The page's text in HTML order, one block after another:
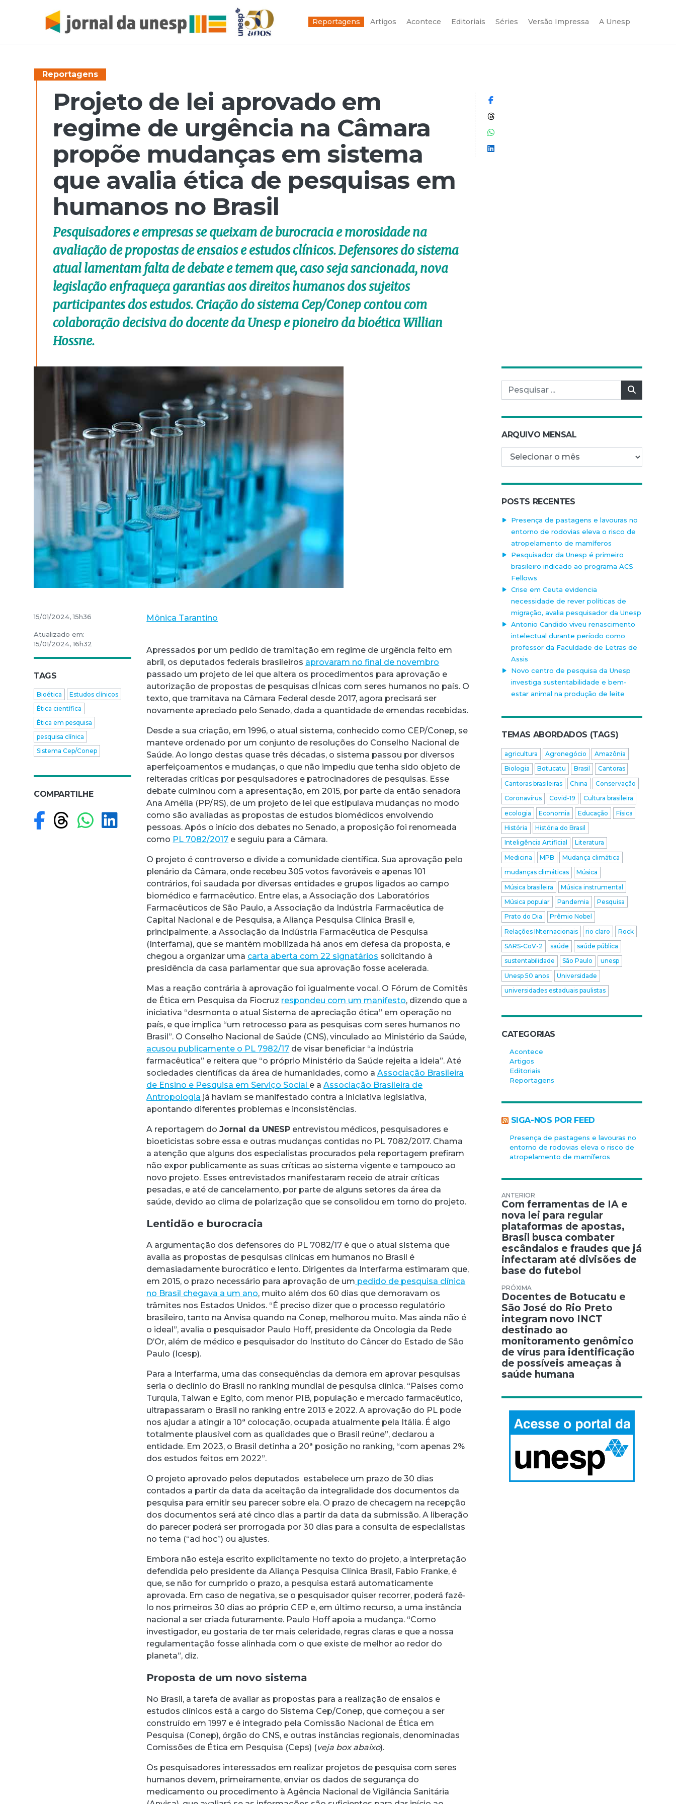
Reportagens Artigos Acontece Editoriais Séries Versão Impressa A Unesp
Reportagens
Projeto de lei aprovado em
regime de urgência na Câmara
propõe mudanças em sistema
que avalia ética de pesquisas em
humanos no Brasil
Pesquisadores e empresas se queixam de burocracia e morosidade na
avaliação de propostas de ensaios e estudos clínicos. Defensores do sistema
atual lamentam falta de debate e temem que, caso seja sancionada, nova
legislação enfraqueça garantias aos direitos humanos dos sujeitos
participantes dos estudos. Criação do sistema Cep/Conep contou com
colaboração decisiva do docente da Unesp e pioneiro da bioética Willian
Hossne.
Compartilhar no Facebook
Compartilhar no Threads
Compartilhar no WhatsApp
Compartilhar no LinkedIn
Mônica Tarantino
Apressados por um pedido de tramitação em regime de urgência feito em
abril, os deputados federais brasileiros aprovaram no final de novembro
passado um projeto de lei que altera os procedimentos para aprovação e
autorização de propostas de pesquisas clÍnicas com seres humanos no país. O
texto, que tramitava na Câmara Federal desde 2017, agora precisará ser
novamente apreciado pelo Senado, dada a quantidade de emendas recebidas.
Desde a sua criação, em 1996, o atual sistema, conhecido como CEP/Conep, se
manteve ordenado por um conjunto de resoluções do Conselho Nacional de
Saúde. Ao longo destas quase três décadas, o sistema passou por diversos
aperfeiçoamentos e mudanças, o que não impediu que tenha sido objeto de
reiteradas críticas por pesquisadores e patrocinadores de pesquisas. Esse
debate culminou com a apresentação, em 2015, por parte da então senadora
Ana Amélia (PP/RS), de um projeto de lei que estipulava mudanças no modo
como são avaliadas as propostas de estudos biomédicos envolvendo
pessoas. Após o início dos debates no Senado, a proposição foi renomeada
como PL 7082/2017 e seguiu para a Câmara.
O projeto é controverso e divide a comunidade científica. Sua aprovação pelo
plenário da Câmara, onde recebeu 305 votos favoráveis e apenas 101
contrários, foi saudada por diversas entidades e grupos ligados ao campo
biomédico e farmacêutico. Entre elas, a Associação dos Laboratórios
Farmacêuticos de São Paulo, a Associação da Indústria Farmacêutica de
Capital Nacional e de Pesquisa, a Aliança Pesquisa Clínica Brasil e,
principalmente, a Associação da Indústria Farmacêutica de Pesquisa
(Interfama), que se mantém mobilizada há anos em defesa da proposta, e
chegou a organizar uma carta aberta com 22 signatários solicitando à
presidência da casa parlamentar que sua aprovação fosse acelerada.
Mas a reação contrária à aprovação foi igualmente vocal. O Fórum de Comitês
de Ética em Pesquisa da Fiocruz respondeu com um manifesto, dizendo que a
iniciativa “desmonta o atual Sistema de apreciação ética” em operação no
país, e que implica “um retrocesso para as pesquisas com seres humanos no
Brasil”. O Conselho Nacional de Saúde (CNS), vinculado ao Ministério da Saúde,
acusou publicamente o PL 7982/17 de visar beneficiar “a indústria
farmacêutica” e reitera que “o próprio Ministério da Saúde rejeita a ideia”. Até
sociedades científicas da área de humanidades, como aAssociação Brasileira
de Ensino e Pesquisa em Serviço Social e aAssociação Brasileira de
Antropologia já haviam se manifestado contra a iniciativa legislativa,
apontando diferentes problemas e inconsistências.
A reportagem doJornal da UNESP entrevistou médicos, pesquisadores e
bioeticistas sobre essa e outras mudanças contidas no PL 7082/2017. Chama
a atenção que alguns dos especialistas procurados pela reportagem prefiram
não expor publicamente as suas críticas ao sistema vigente e tampouco ao
novo projeto. Esses entrevistados manifestaram receio de atrair críticas
pesadas, e até de cancelamento, por parte de alguns setores da área da
saúde, devido ao clima de polarização que se consolidou em torno do projeto.
Lentidão e burocracia
A argumentação dos defensores do PL 7082/17 é que o atual sistema que
avalia as propostas de pesquisas clínicas em humanos no Brasil é
demasiadamente burocrático e lento. Dirigentes da Interfarma estimaram que,
em 2015, o prazo necessário para aprovação de um pedido de pesquisa clínica
no Brasil chegava a um ano, muito além dos 60 dias que demoravam os
trâmites nos Estados Unidos. “É preciso dizer que o processo regulatório
brasileiro, tanto na Anvisa quando na Conep, melhorou muito. Mas ainda não é
o ideal”, avalia o pesquisador Paulo Hoff, presidente da Oncologia da Rede
D’Or, além de médico e pesquisador do Instituto do Câncer do Estado de São
Paulo (Icesp).
Para a Interfarma, uma das consequências da demora em aprovar pesquisas
seria o declínio do Brasil no ranking mundial de pesquisa clínica. “Países como
Turquia, Taiwan e Egito, com menor PIB, população e mercado farmacêutico,
ultrapassaram o Brasil no ranking entre 2013 e 2022. A aprovação do PL pode
nos ajudar a atingir a 10ª colocação, ocupada atualmente pela Itália. É algo
totalmente plausível com as qualidades que o Brasil reúne”, declarou a
entidade. Em 2023, o Brasil detinha a 20ª posição no ranking, “com apenas 2%
dos estudos feitos em 2022”.
O projeto aprovado pelos deputados estabelece um prazo de 30 dias
contados a partir da data da aceitação da integralidade dos documentos da
pesquisa para emitir seu parecer sobre ela. O prazo de checagem na recepção
dos documentos será até cinco dias a partir da data da submissão. A liberação
do parecer poderá ser prorrogada por 30 dias para a consulta de especialistas
no tema (“ad hoc”) ou ajustes.
Embora não esteja escrito explicitamente no texto do projeto, a interpretação
defendida pelo presidente da Aliança Pesquisa Clínica Brasil, Fabio Franke, é
que, se não for cumprido o prazo, a pesquisa estará automaticamente
aprovada. Em caso de negativa, se o pesquisador quiser recorrer, poderá fazê-
lo nos primeiros 30 dias ao próprio CEP e, em último recurso, a uma instância
nacional a ser criada futuramente. Paulo Hoff apoia a mudança. “Como
investigador, eu gostaria de ter mais celeridade, regras claras e que a nossa
regulamentação fosse alinhada com o que existe de melhor ao redor do
planeta”, diz.
Proposta de um novo sistema
No Brasil, a tarefa de avaliar as propostas para a realização de ensaios e
estudos clínicos está a cargo do Sistema Cep/Conep, que começou a ser
construído em 1997 e é integrado pela Comissão Nacional de Ética em
Pesquisa (Conep), órgão do CNS, e outras instâncias regionais, denominadas
Comissões de Ética em Pesquisa (Ceps) (veja box abaixo).
Os pesquisadores interessados em realizar projetos de pesquisa com seres
humanos devem, primeiramente, enviar os dados de segurança do
medicamento ou procedimento à Agência Nacional de Vigilância Sanitária
15/01/2024, 15h36
Atualizado em:
15/01/2024, 16h32
TAGS
Bioética
Estudos clínicos
Ética científica
Ética em pesquisa
pesquisa clínica
Sistema Cep/Conep
COMPARTILHE
Compartilhar no Facebook
Compartilhar no Threads
Compartilhar no WhatsApp
Compartilhar no LinkedIn
Pesquisar por:
ARQUIVO MENSAL
Arquivo mensal
POSTS RECENTES
Presença de pastagens e lavouras no
entorno de rodovias eleva o risco de
atropelamento de mamíferos
Pesquisador da Unesp é primeiro
brasileiro indicado ao programa ACS
Fellows
Crise em Ceuta evidencia
necessidade de rever políticas de
migração, avalia pesquisador da Unesp
Antonio Candido viveu renascimento
intelectual durante período como
professor da Faculdade de Letras de
Assis
Novo centro de pesquisa da Unesp
investiga sustentabilidade e bem-
estar animal na produção de leite
TEMAS ABORDADOS (TAGS)
agricultura Agronegócio
Amazônia
Biologia
Botucatu Brasil
Cantoras
Cantoras brasileiras
China
Conservação
Coronavírus
Covid-19
Cultura brasileira
ecologia
Economia Educação
Física
História
História do Brasil
Inteligência Artificial
Literatura
Medicina
MPB
Mudança climática
mudanças climáticas
Música
Música brasileira
Música instrumental
Música popular
Pandemia
Pesquisa
Prato do Dia
Prêmio Nobel
Relações INternacionais
rio claro
Rock
SARS-CoV-2
saúde
saúde pública
sustentabilidade
São Paulo
unesp
Unesp 50 anos
Universidade
universidades estaduais paulistas
CATEGORIAS
Acontece
Artigos
Editoriais
Reportagens
SIGA-NOS POR FEED
Presença de pastagens e lavouras no
entorno de rodovias eleva o risco de
atropelamento de mamíferos
Navegação de Post
Com ferramentas de IA e
nova lei para regular
plataformas de apostas,
Brasil busca combater
escândalos e fraudes que já
infectaram até divisões de
base do futebol
Docentes de Botucatu e
São José do Rio Preto
integram novo INCT
destinado ao
monitoramento genômico
de vírus para identificação
de possíveis ameaças à
saúde humana